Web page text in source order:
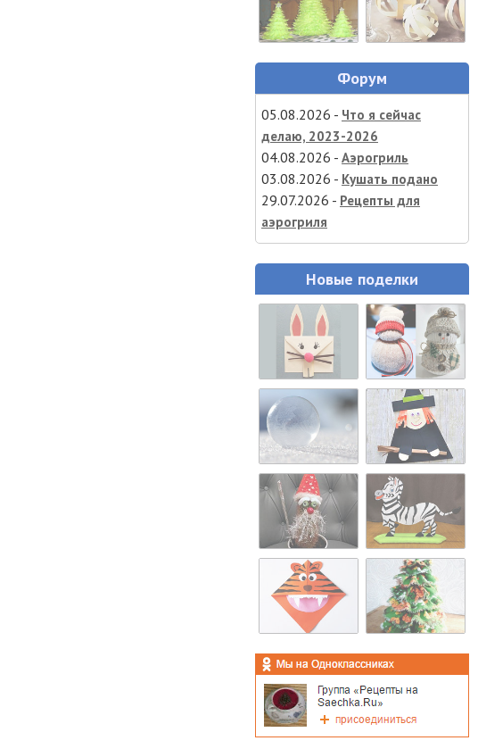
Форум
05.08.2026 - Что я сейчас
делаю, 2023-2026
04.08.2026 - Аэрогриль
03.08.2026 - Кушать подано
29.07.2026 - Рецепты для
аэрогриля
Новые поделки